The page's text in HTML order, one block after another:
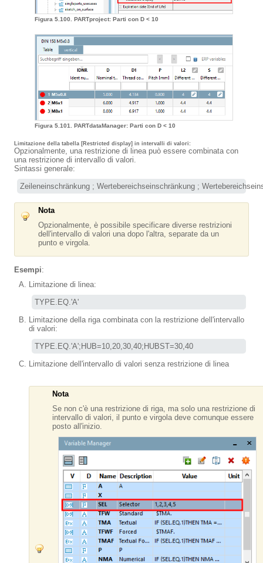
Figura 5.100. PARTproject: Parti con D < 10
Figura 5.101. PARTdataManager: Parti con D < 10
Limitazione della tabella [Restricted display] in intervalli di valori:
Opzionalmente, una restrizione di linea può essere combinata con
una restrizione di intervallo di valori.
Sintassi generale:
Zeileneinschränkung ; Wertebereichseinschränkung ;
Nota
Opzionalmente, è possibile specificare diverse restrizioni
dell'intervallo di valori una dopo l'altra, separate da un
punto e virgola.
Esempi:
Limitazione di linea:
TYPE.EQ.'A'
Limitazione della riga combinata con la restrizione dell'intervallo
di valori:
TYPE.EQ.'A';HUB=10,20,30,40;HUBST=30,40
Limitazione dell'intervallo di valori senza restrizione di linea
Nota
Se non c'è una restrizione di riga, ma solo una restrizione di
intervallo di valori, il punto e virgola deve comunque essere
posto all'inizio.